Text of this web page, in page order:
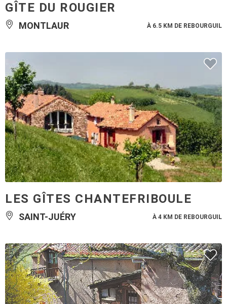
GÎTE DU ROUGIER
MONTLAUR À 6.5 KM DE REBOURGUIL
LES GÎTES CHANTEFRIBOULE
SAINT-JUÉRY À 4 KM DE REBOURGUIL